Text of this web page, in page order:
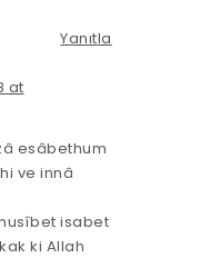
Yanıtla
at
esâbethum
ve innâ
isabet
ki Allah